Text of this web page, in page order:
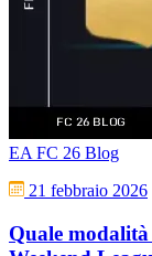
EA FC 26 Blog
21 febbraio 2026
Quale